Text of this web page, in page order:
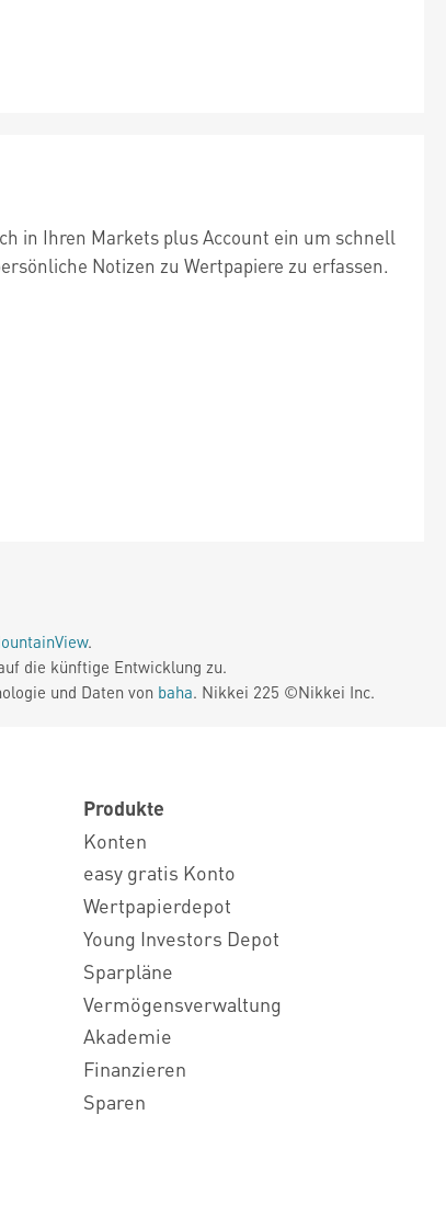
in Ihren Markets plus Account ein um schnell
Notizen zu Wertpapiere zu erfassen.
.
die künftige Entwicklung zu.
und Daten von baha. Nikkei 225 ©Nikkei Inc.
Produkte
Konten
easy gratis Konto
Wertpapierdepot
Young Investors Depot
Sparpläne
Vermögensverwaltung
Akademie
Finanzieren
Sparen